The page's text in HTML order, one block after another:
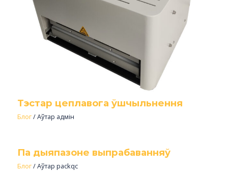
Тэстар цеплавога ўшчыльнення
Блог/ Аўтар адмін
Па дыяпазоне выпрабаванняў
Блог/ Аўтарpackqc